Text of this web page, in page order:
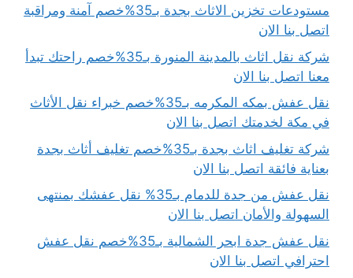
مستودعات تخزين الاثاث بجدة بـ35%خصم آمنة ومراقبة
اتصل بنا الان
شركة نقل اثاث بالمدينة المنورة بـ35%خصم راحتك تبدأ
معنا اتصل بنا الان
نقل عفش بمكه المكرمه بـ35%خصم خبراء نقل الأثاث
في مكة لخدمتك اتصل بنا الان
شركة تغليف اثاث بجدة بـ35%خصم تغليف أثاث بجدة
بعناية فائقة اتصل بنا الان
نقل عفش من جدة للدمام بـ35% نقل عفشك بمنتهى
السهولة والأمان اتصل بنا الان
نقل عفش جدة ابحر الشمالية بـ35%خصم نقل عفش
احترافي اتصل بنا الان